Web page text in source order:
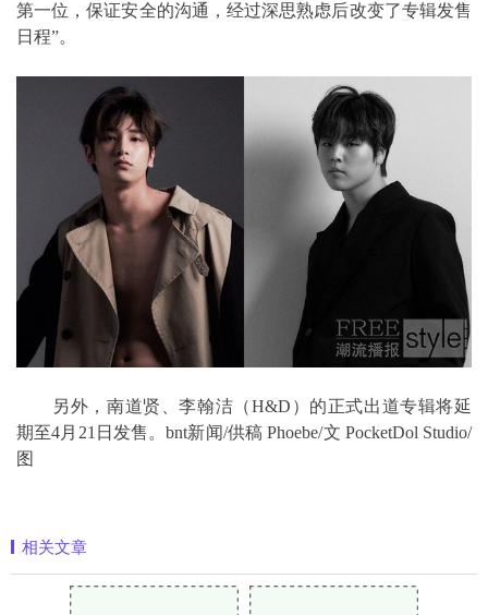
第一位，保证安全的沟通，经过深思熟虑后改变了专辑发售
日程”。
另外，南道贤、李翰洁（H&D）的正式出道专辑将延
期至4月21日发售。bnt新闻/供稿 Phoebe/文 PocketDol Studio/
图
相关文章